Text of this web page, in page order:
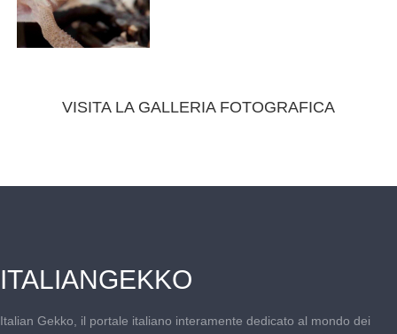
VISITA LA GALLERIA FOTOGRAFICA
ITALIANGEKKO
Italian Gekko, il portale italiano interamente dedicato al mondo dei